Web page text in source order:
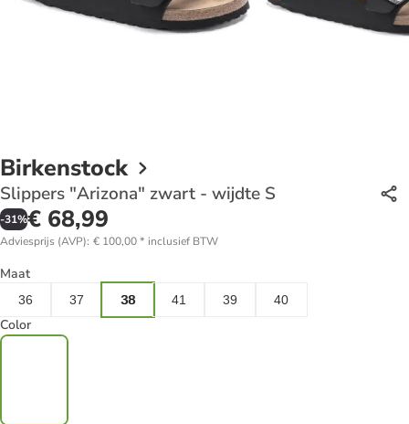
Birkenstock
Slippers "Arizona" zwart - wijdte S
-31%€ 68,99
Adviesprijs (AVP): € 100,00* inclusief BTW
Maat
36 37 38 41 39 40
Color